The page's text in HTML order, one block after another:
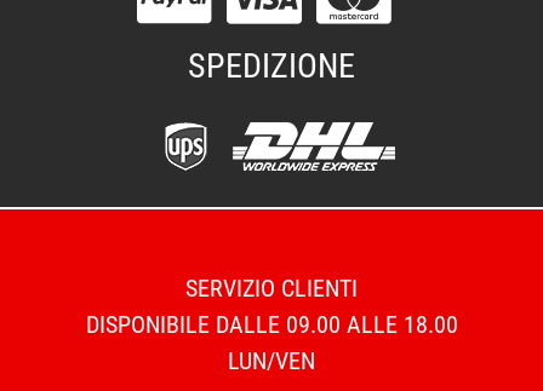
SPEDIZIONE
SERVIZIO CLIENTI
DISPONIBILE DALLE 09.00 ALLE 18.00
LUN/VEN